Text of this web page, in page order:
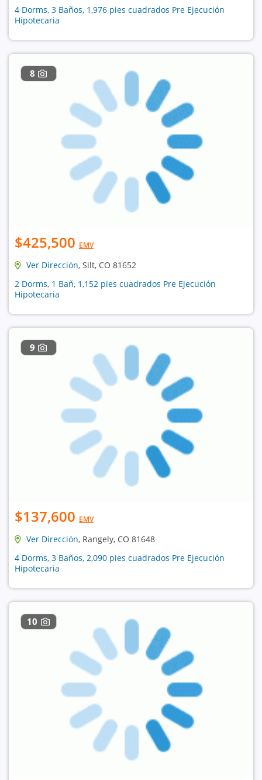
4 Dorms, 3 Baños, 1,976 pies cuadrados Pre Ejecución
Hipotecaria
8
$425,500 EMV
Ver Dirección, Silt, CO 81652
2 Dorms, 1 Bañ, 1,152 pies cuadrados Pre Ejecución
Hipotecaria
9
$137,600 EMV
Ver Dirección, Rangely, CO 81648
4 Dorms, 3 Baños, 2,090 pies cuadrados Pre Ejecución
Hipotecaria
10